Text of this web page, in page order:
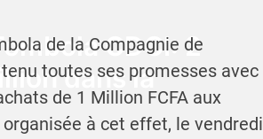
CDCI: 2
dans la
de la Compagnie de
toutes ses promesses avec
de 1 Million FCFA aux
à cet effet, le vendredi